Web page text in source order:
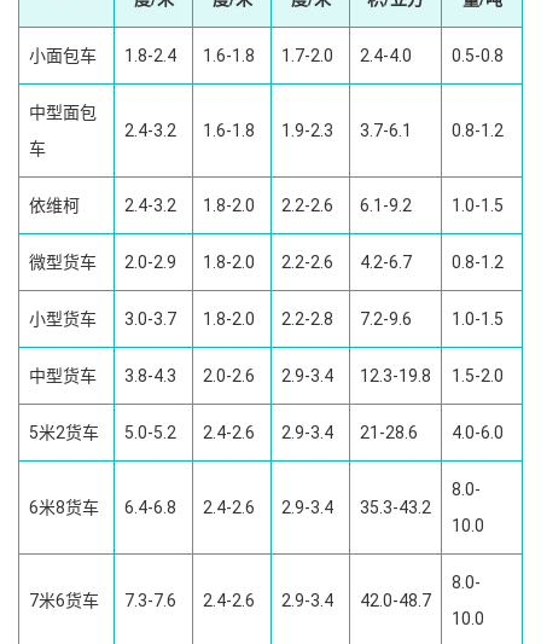
小面包车 1.8-2.4 1.6-1.8 1.7-2.0 2.4-4.0 0.5-0.8
中型面包
车
2.4-3.2 1.6-1.8 1.9-2.3 3.7-6.1 0.8-1.2
依维柯 2.4-3.2 1.8-2.0 2.2-2.6 6.1-9.2 1.0-1.5
微型货车 2.0-2.9 1.8-2.0 2.2-2.6 4.2-6.7 0.8-1.2
小型货车 3.0-3.7 1.8-2.0 2.2-2.8 7.2-9.6 1.0-1.5
中型货车 3.8-4.3 2.0-2.6 2.9-3.4 12.3-19.8 1.5-2.0
5米2货车 5.0-5.2 2.4-2.6 2.9-3.4 21-28.6 4.0-6.0
6米8货车 6.4-6.8 2.4-2.6 2.9-3.4 35.3-43.2
8.0-
10.0
7米6货车 7.3-7.6 2.4-2.6 2.9-3.4 42.0-48.7
8.0-
10.0